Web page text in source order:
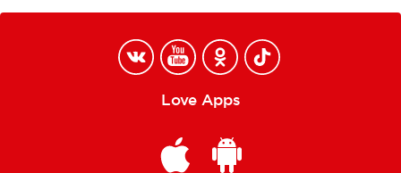
Love Apps